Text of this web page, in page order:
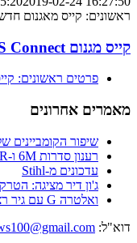
ראשונים: קייס מאגנום
קייס מגנום AFS Connect
פרטים ראשונים:
מאמרים אחרונים
שיפור הקומביינים
רענון סדרות 6M ו-6R בג'ון דיר
עדכונים מ-Stihl
ג'ון דיר מציגה:
ואלטרה G עם גיר רציף
דוא"ל: